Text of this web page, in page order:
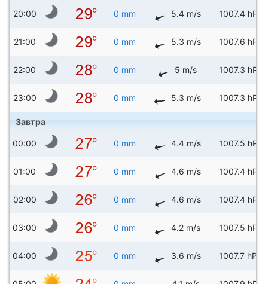
20:00 0 mm 5.4 m/s 1007.4 hPa
21:00 0 mm 5.3 m/s 1007.6 hPa
22:00 0 mm 5 m/s 1007.3 hPa
23:00 0 mm 5.3 m/s 1007.3 hPa
Завтра
00:00 0 mm 4.4 m/s 1007.5 hPa
01:00 0 mm 4.6 m/s 1007.4 hPa
02:00 0 mm 4.6 m/s 1007.4 hPa
03:00 0 mm 4.2 m/s 1007.5 hPa
04:00 0 mm 3.6 m/s 1007.7 hPa